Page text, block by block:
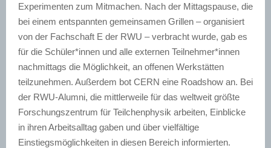
Experimenten zum Mitmachen. Nach der Mittagspause, die
bei einem entspannten gemeinsamen Grillen – organisiert
von der Fachschaft E der RWU – verbracht wurde, gab es
für die Schüler*innen und alle externen Teilnehmer*innen
nachmittags die Möglichkeit, an offenen Werkstätten
teilzunehmen. Außerdem bot CERN eine Roadshow an. Bei
der RWU-Alumni, die mittlerweile für das weltweit größte
Forschungszentrum für Teilchenphysik arbeiten, Einblicke
in ihren Arbeitsalltag gaben und über vielfältige
Einstiegsmöglichkeiten in diesen Bereich informierten.